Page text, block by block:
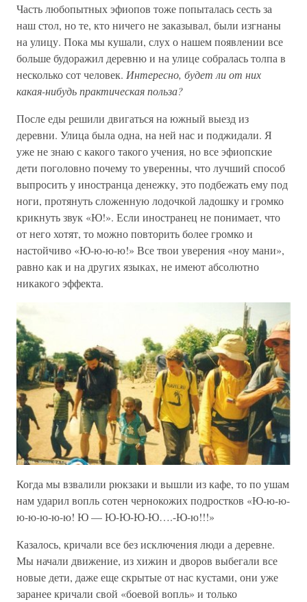
Часть любопытных эфиопов тоже попыталась сесть за
наш стол, но те, кто ничего не заказывал, были изгнаны
на улицу. Пока мы кушали, слух о нашем появлении все
больше будоражил деревню и на улице собралась толпа в
несколько сот человек. Интересно, будет ли от них
какая-нибудь практическая польза?
После еды решили двигаться на южный выезд из
деревни. Улица была одна, на ней нас и поджидали. Я
уже не знаю с какого такого учения, но все эфиопские
дети поголовно почему то уверенны, что лучший способ
выпросить у иностранца денежку, это подбежать ему под
ноги, протянуть сложенную лодочкой ладошку и громко
крикнуть звук «Ю!». Если иностранец не понимает, что
от него хотят, то можно повторить более громко и
настойчиво «Ю-ю-ю-ю!» Все твои уверения «ноу мани»,
равно как и на других языках, не имеют абсолютно
никакого эффекта.
Когда мы взвалили рюкзаки и вышли из кафе, то по ушам
нам ударил вопль сотен чернокожих подростков «Ю-ю-ю-
ю-ю-ю-ю-ю! Ю — Ю-Ю-Ю-Ю….-Ю-ю!!!»
Казалось, кричали все без исключения люди а деревне.
Мы начали движение, из хижин и дворов выбегали все
новые дети, даже еще скрытые от нас кустами, они уже
заранее кричали свой «боевой вопль» и только